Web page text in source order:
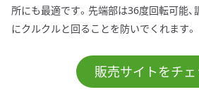
所にも最適です。先端部は36度回転可能
にクルクルと回ることを防いでくれます。
販売サイトをチェ